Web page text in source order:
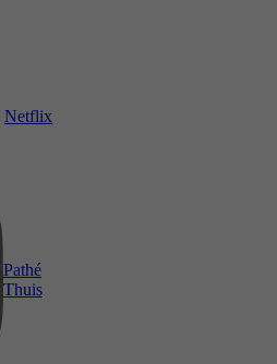
Netflix
Pathé
Thuis